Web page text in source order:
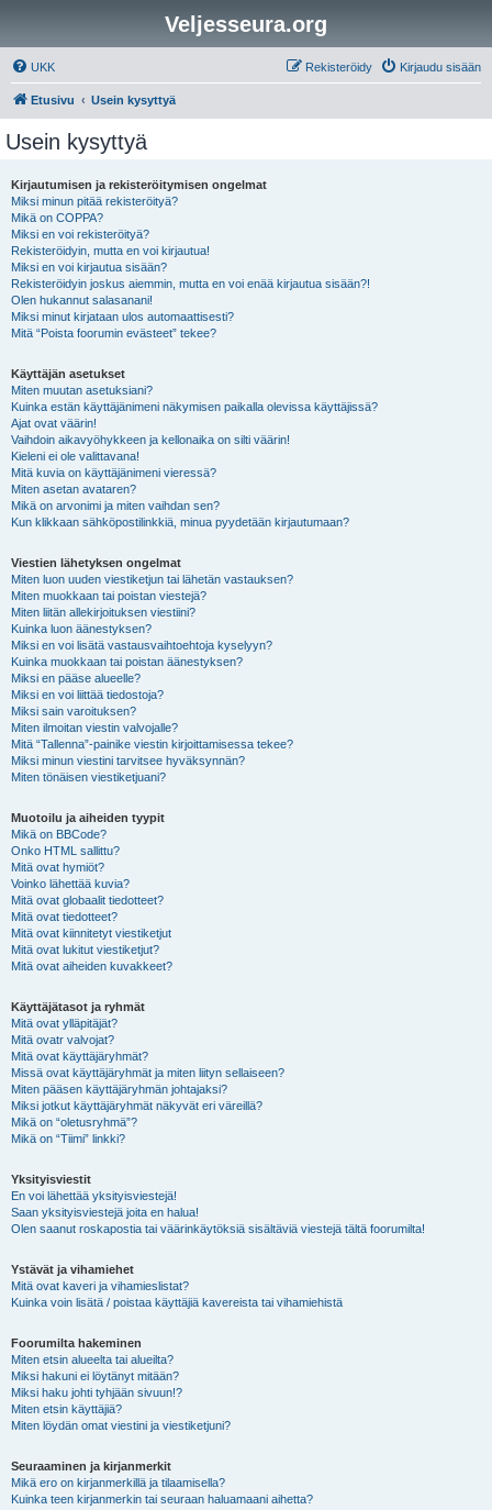
Veljesseura.org
UKK Kirjaudu sisään
Rekisteröidy
Etusivu Usein kysyttyä
Usein kysyttyä
Kirjautumisen ja rekisteröitymisen ongelmat
Miksi minun pitää rekisteröityä?
Mikä on COPPA?
Miksi en voi rekisteröityä?
Rekisteröidyin, mutta en voi kirjautua!
Miksi en voi kirjautua sisään?
Rekisteröidyin joskus aiemmin, mutta en voi enää kirjautua sisään?!
Olen hukannut salasanani!
Miksi minut kirjataan ulos automaattisesti?
Mitä “Poista foorumin evästeet” tekee?
Käyttäjän asetukset
Miten muutan asetuksiani?
Kuinka estän käyttäjänimeni näkymisen paikalla olevissa käyttäjissä?
Ajat ovat väärin!
Vaihdoin aikavyöhykkeen ja kellonaika on silti väärin!
Kieleni ei ole valittavana!
Mitä kuvia on käyttäjänimeni vieressä?
Miten asetan avataren?
Mikä on arvonimi ja miten vaihdan sen?
Kun klikkaan sähköpostilinkkiä, minua pyydetään kirjautumaan?
Viestien lähetyksen ongelmat
Miten luon uuden viestiketjun tai lähetän vastauksen?
Miten muokkaan tai poistan viestejä?
Miten liitän allekirjoituksen viestiini?
Kuinka luon äänestyksen?
Miksi en voi lisätä vastausvaihtoehtoja kyselyyn?
Kuinka muokkaan tai poistan äänestyksen?
Miksi en pääse alueelle?
Miksi en voi liittää tiedostoja?
Miksi sain varoituksen?
Miten ilmoitan viestin valvojalle?
Mitä “Tallenna”-painike viestin kirjoittamisessa tekee?
Miksi minun viestini tarvitsee hyväksynnän?
Miten tönäisen viestiketjuani?
Muotoilu ja aiheiden tyypit
Mikä on BBCode?
Onko HTML sallittu?
Mitä ovat hymiöt?
Voinko lähettää kuvia?
Mitä ovat globaalit tiedotteet?
Mitä ovat tiedotteet?
Mitä ovat kiinnitetyt viestiketjut
Mitä ovat lukitut viestiketjut?
Mitä ovat aiheiden kuvakkeet?
Käyttäjätasot ja ryhmät
Mitä ovat ylläpitäjät?
Mitä ovatr valvojat?
Mitä ovat käyttäjäryhmät?
Missä ovat käyttäjäryhmät ja miten liityn sellaiseen?
Miten pääsen käyttäjäryhmän johtajaksi?
Miksi jotkut käyttäjäryhmät näkyvät eri väreillä?
Mikä on “oletusryhmä”?
Mikä on “Tiimi” linkki?
Yksityisviestit
En voi lähettää yksityisviestejä!
Saan yksityisviestejä joita en halua!
Olen saanut roskapostia tai väärinkäytöksiä sisältäviä viestejä tältä foorumilta!
Ystävät ja vihamiehet
Mitä ovat kaveri ja vihamieslistat?
Kuinka voin lisätä / poistaa käyttäjiä kavereista tai vihamiehistä
Foorumilta hakeminen
Miten etsin alueelta tai alueilta?
Miksi hakuni ei löytänyt mitään?
Miksi haku johti tyhjään sivuun!?
Miten etsin käyttäjiä?
Miten löydän omat viestini ja viestiketjuni?
Seuraaminen ja kirjanmerkit
Mikä ero on kirjanmerkillä ja tilaamisella?
Kuinka teen kirjanmerkin tai seuraan haluamaani aihetta?